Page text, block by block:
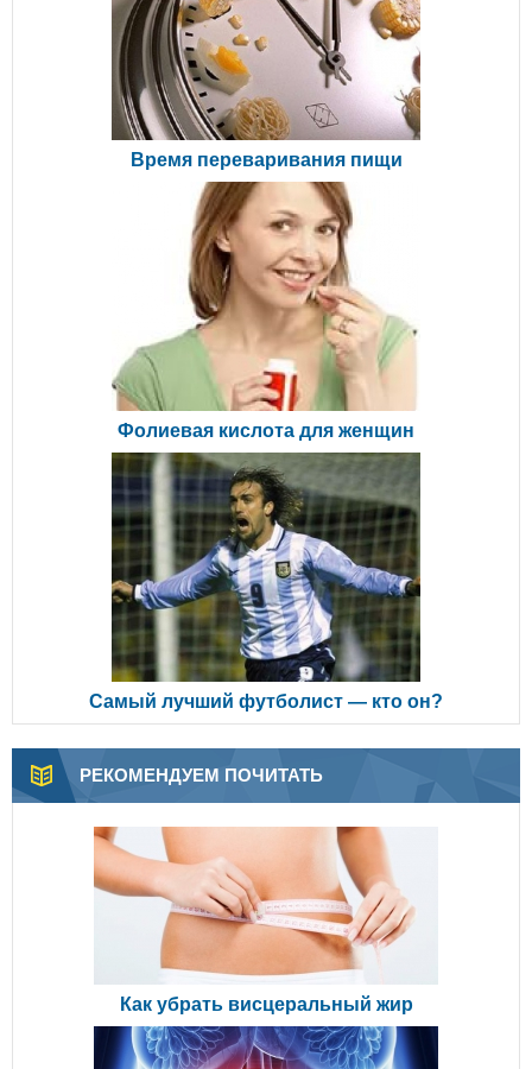
Время переваривания пищи
Фолиевая кислота для женщин
Самый лучший футболист — кто он?
РЕКОМЕНДУЕМ ПОЧИТАТЬ
Как убрать висцеральный жир